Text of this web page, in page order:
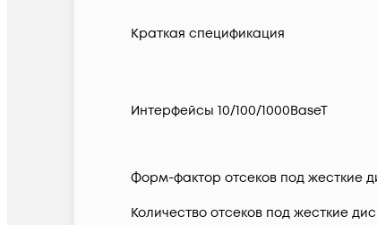
Краткая спецификация
Интерфейсы 10/100/1000BaseT
Форм-фактор отсеков под жесткие
Количество отсеков под жесткие